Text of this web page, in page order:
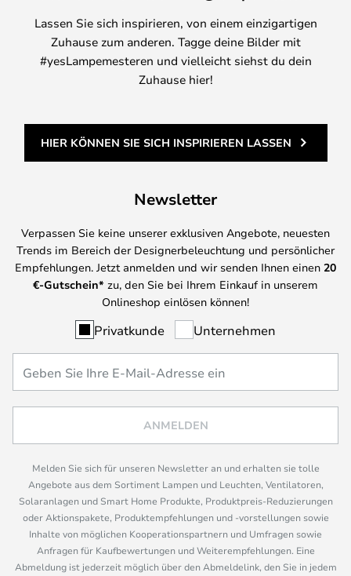
Lassen Sie sich inspirieren, von einem einzigartigen
Zuhause zum anderen. Tagge deine Bilder mit
#yesLampemesteren und vielleicht siehst du dein
Zuhause hier!
HIER KÖNNEN SIE SICH INSPIRIEREN LASSEN
Newsletter
Verpassen Sie keine unserer exklusiven Angebote, neuesten
Trends im Bereich der Designerbeleuchtung und persönlicher
Empfehlungen. Jetzt anmelden und wir senden Ihnen einen 20
€-Gutschein* zu, den Sie bei Ihrem Einkauf in unserem
Onlineshop einlösen können!
Privatkunde Unternehmen
ANMELDEN
Melden Sie sich für unseren Newsletter an und erhalten sie tolle
Angebote aus dem Sortiment Lampen und Leuchten, Ventilatoren,
Solaranlagen und Smart Home Produkte, Produktpreis-Reduzierungen
oder Aktionspakete, Produktempfehlungen und -vorstellungen sowie
Inhalte von möglichen Kooperationspartnern und Umfragen sowie
Anfragen für Kaufbewertungen und Weiterempfehlungen. Eine
Abmeldung ist jederzeit möglich über den Abmeldelink, den Sie in jedem